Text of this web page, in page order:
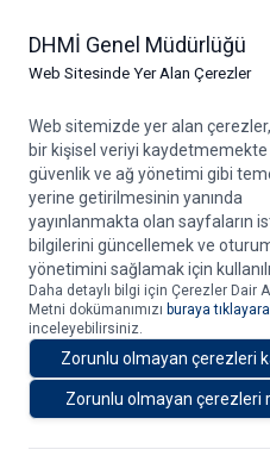
DHMİ Genel Müdürlüğü
Web Sitesinde Yer Alan Çerezler
Web sitemizde yer alan
bir kişisel veriyi kaydetmemekte
güvenlik ve ağ yönetimi gibi
yerine getirilmesinin yanında
yayınlanmakta olan sayfaların
bilgilerini güncellemek ve
yönetimini sağlamak için
Daha detaylı bilgi için Çerezler Dair
Metni dokümanımızı buraya
inceleyebilirsiniz.
Zorunlu olmayan çerezleri
Zorunlu olmayan çerezleri
Devlet Hava
Müdürlüğü
Yatırım Programları
Dosyalar